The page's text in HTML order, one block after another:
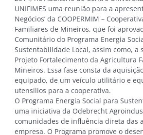
UNIFIMES uma reunião para a
Negócios’ da COOPERMIM –
Familiares de Mineiros, que foi
Comunitário do Programa Energia
Sustentabilidade Local, assim como, a
Projeto Fortalecimento da Agricultura
Mineiros. Essa fase consta da
equipado, de um veículo utilitário e
utensílios para a cooperativa.
O Programa Energia Social para
uma iniciativa da Odebrecht
comunidades de influência direta das
empresa. O Programa promove o